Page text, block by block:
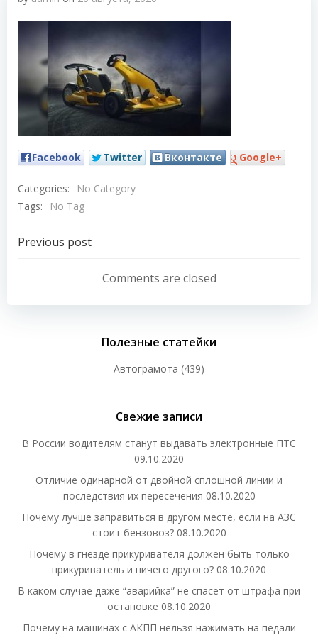
Facebook Twitter Вконтакте Google+
Categories:
No Category
Tags:
No Tag
Навигация
записям
Previous post
Comments are closed
Полезные статейки
Автограмота (439)
Свежие записи
В России водителям станут выдавать электронные ПТС
09.10.2020
Отличие одинарной от двойной сплошной линии и
последствия их пересечения 08.10.2020
Почему лучше заправиться в другом месте, если на АЗС
стоит бензовоз? 08.10.2020
Почему в гнезде прикуривателя должен быть только
прикуриватель и ничего другого? 08.10.2020
В каком случае даже “аварийка” не спасет от штрафа при
остановке 08.10.2020
Почему на машинах с АКПП нельзя нажимать на педали